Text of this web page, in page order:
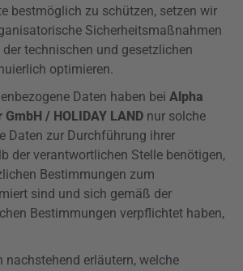
bestmöglich zu schützen, setzen wir
Sicherheitsmaßnahmen
technischen und gesetzlichen
optimieren.
Daten haben bei Alpha
/ HOLIDAY LAND nur solche
Daten zur Durchführung ihrer
der verantwortlichen Stelle benötigen,
Bestimmungen zum
sind und sich gemäß der
Bestimmungen verpflichtet haben,
nachstehend erläutern, welche